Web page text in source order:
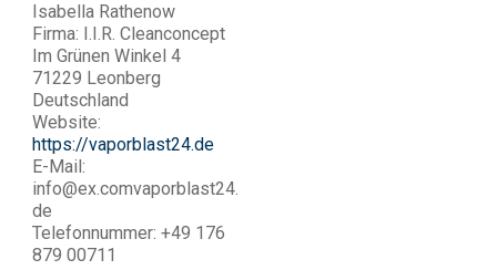
Isabella Rathenow
Firma: I.I.R. Cleanconcept
Im Grünen Winkel 4
71229 Leonberg
Deutschland
Website:
https://vaporblast24.de
E-Mail:
info@ex.comvaporblast24.
de
Telefonnummer: +49 176
879 00711